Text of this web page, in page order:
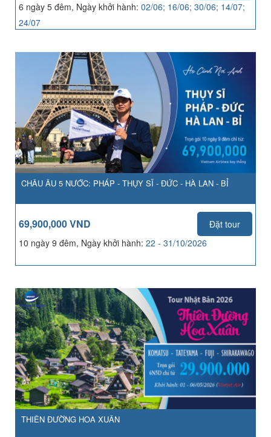
6 ngày 5 đêm, Ngày khởi hành: 02/06; 16/06; 30/06; 14/07;
24/07
CHÂU ÂU 5 NƯỚC: PHÁP - THỤY SĨ - ĐỨC - HÀ LAN - BỈ
69,900,000 VND
Đặt tour
10 ngày 9 đêm, Ngày khởi hành: 22 - 31/10/2026
THIÊN ĐƯỜNG HOA XUÂN